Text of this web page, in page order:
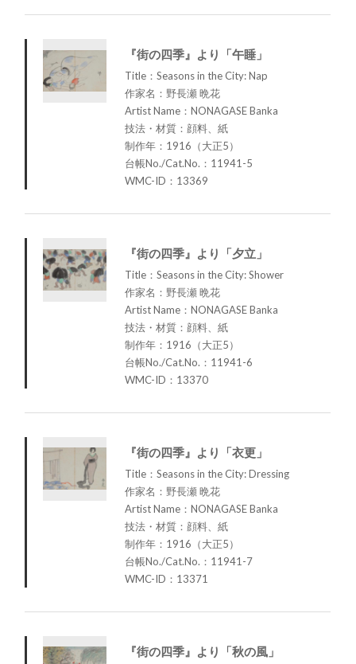
『街の四季』より「午睡」
Title：Seasons in the City: Nap
作家名：野長瀬 晩花
Artist Name：NONAGASE Banka
技法・材質：顔料、紙
制作年：1916（大正5）
台帳No./Cat.No.：11941-5
WMC-ID：13369
『街の四季』より「夕立」
Title：Seasons in the City: Shower
作家名：野長瀬 晩花
Artist Name：NONAGASE Banka
技法・材質：顔料、紙
制作年：1916（大正5）
台帳No./Cat.No.：11941-6
WMC-ID：13370
『街の四季』より「衣更」
Title：Seasons in the City: Dressing
作家名：野長瀬 晩花
Artist Name：NONAGASE Banka
技法・材質：顔料、紙
制作年：1916（大正5）
台帳No./Cat.No.：11941-7
WMC-ID：13371
『街の四季』より「秋の風」